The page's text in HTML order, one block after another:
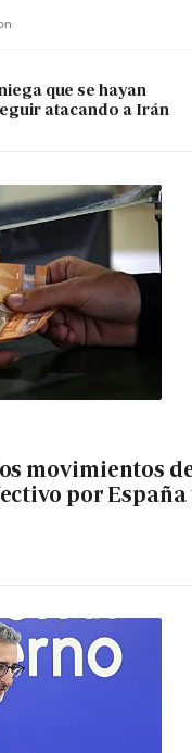
que se hayan
atacando a Irán
movimientos
por España